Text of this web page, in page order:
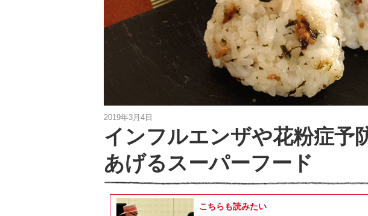
2019年3月4日
インフルエンザや花粉症予
あげるスーパーフード
こちらも読みたい